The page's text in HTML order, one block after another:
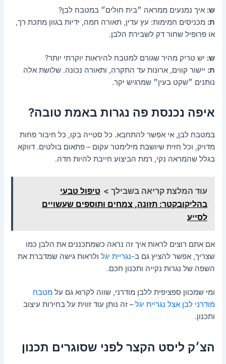
ש: איך נמנעים ממראה ״בית חולים״ במטבח לבן?
ת: מכניסים חמימות: עץ עדין, תאורה חמה, ידיות בגוון מתכת רך,
או פרופיל שחור דק לשבירת הלבן.
ש: יש טריק מהיר שגורם למטבח להיראות יוקרתי יותר?
ת: יישור קווים, ארונות עד התקרה, ותאורה נכונה. שלושת אלה
נותנים ״שקט בעין״ שמרגיש יקר.
איפה נכנסת פה נגרות באמת טובה?
במטבח לבן, אי אפשר להתחבא. כל סטייה בקו, כל חיבור פחות
מדויק, וכל חזית שיושבת מילימטר עקום – פתאום בולטים. דווקא
בגלל שהמראה נקי, רמת הביצוע חייבת להיות חדה.
עוד המלצת קריאה בשבילך > טיפול טבעי
בהליקובקטר: תזונה, צמחים ותוספים שעשויים
לסייע
אם אתם רוצים לראות איך זה נראה כשמתכננים את הלבן כמו
שצריך, אפשר להציץ גם ב-נגריית יגל ולראות גישה שמדברת את
השפה של נגרות נקייה ותכנון חכם.
ומי שמכוון ספציפית ללבן מודרני, שווה לקרוא גם עלמטבח
מודרני לבן אצל נגריית יגל– זה נותן עוד זווית על בחירות עיצוב
ותכנון.
הצ׳ק ליסט הקצר לפני שסוגרים תכנון